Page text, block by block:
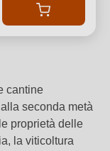
cantine
seconda metà
proprietà delle
la viticoltura